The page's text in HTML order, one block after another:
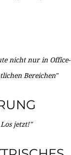
nicht nur in Office-
Bereichen"
jetzt!"